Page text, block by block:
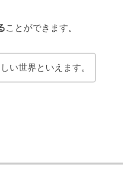
ことができます。
い世界といえます。